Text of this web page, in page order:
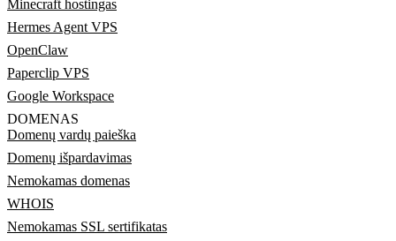
Minecraft hostingas
Hermes Agent VPS
OpenClaw
Paperclip VPS
Google Workspace
DOMENAS
Domenų vardų paieška
Domenų išpardavimas
Nemokamas domenas
WHOIS
Nemokamas SSL sertifikatas